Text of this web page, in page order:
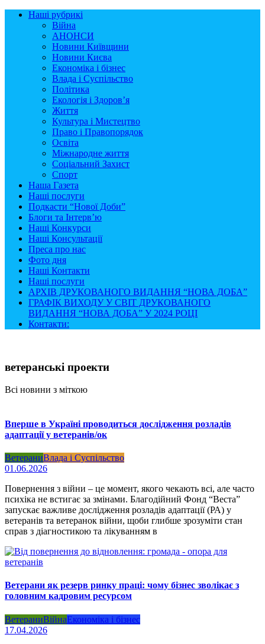
Наші рубрикі
Війна
АНОНСИ
Новини Київщини
Новини Києва
Економіка і бізнес
Влада і Суспільство
Політика
Екологія і Здоров’я
Життя
Культура і Мистецтво
Право і Правопорядок
Освіта
Міжнародне життя
Соціальний Захист
Спорт
Наша Газета
Наші послуги
Подкасти “Нової Доби”
Блоги та Інтерв’ю
Наші Конкурси
Наші Консультації
Преса про нас
Фото дня
Наші Контакти
Наші послуги
АРХІВ ДРУКОВАНОГО ВИДАННЯ “НОВА ДОБА”
ГРАФІК ВИХОДУ У СВІТ ДРУКОВАНОГО
ВИДАННЯ “НОВА ДОБА” У 2024 РОЦІ
Контакти:
ветеранські проекти
Всі новини з міткою
Вперше в Україні проводиться дослідження розладів
адаптації у ветеранів/ок
ВетераниВлада і Суспільство
01.06.2026
Повернення з війни – це момент, якого чекають всі, але часто
психіка не встигає за змінами. Благодійний Фонд “Веста”
запускає важливе дослідження розладів адаптації (РА) у
ветеранів та ветеранок війни, щоби глибше зрозуміти стан
справ з діагностикою та лікуванням в
Ветерани як резерв ринку праці: чому бізнес зволікає з
головним кадровим ресурсом
ВетераниВійнаЕкономіка і бізнес
17.04.2026